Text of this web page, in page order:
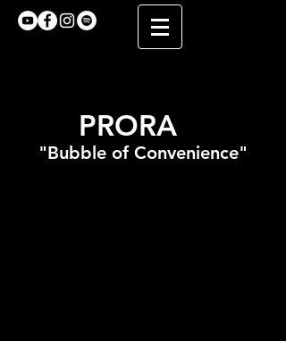
PRORA
"Bubble of Convenience"